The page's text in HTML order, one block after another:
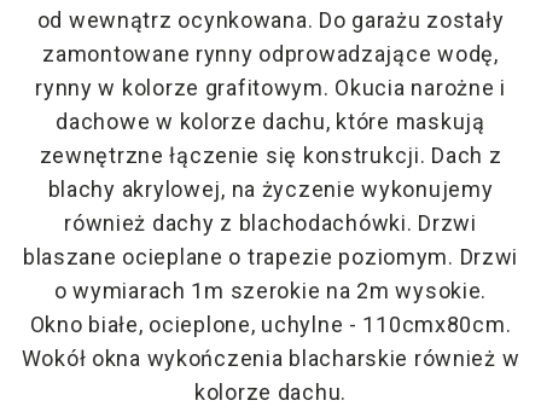
od wewnątrz ocynkowana. Do garażu zostały
zamontowane rynny odprowadzające wodę,
rynny w kolorze grafitowym. Okucia narożne i
dachowe w kolorze dachu, które maskują
zewnętrzne łączenie się konstrukcji. Dach z
blachy akrylowej, na życzenie wykonujemy
również dachy z blachodachówki. Drzwi
blaszane ocieplane o trapezie poziomym. Drzwi
o wymiarach 1m szerokie na 2m wysokie.
Okno białe, ocieplone, uchylne - 110cmx80cm.
Wokół okna wykończenia blacharskie również w
kolorze dachu.